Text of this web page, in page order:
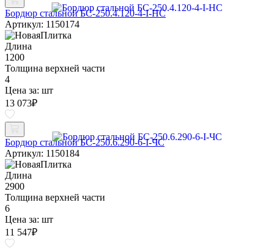
Бордюр стальной БС-250.4.120-4-I-НС
Артикул: 1150174
Длина
1200
Толщина верхней части
4
Цена за: шт
13 073₽
Бордюр стальной БС-250.6.290-6-I-ЧС
Артикул: 1150184
Длина
2900
Толщина верхней части
6
Цена за: шт
11 547₽